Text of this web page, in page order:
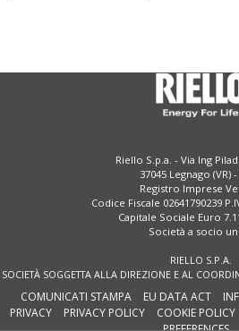
Riello S.p.a. - Via Ing
37045 Legnago (VR)
Registro Imprese
Codice Fiscale 02641790239
Capitale Sociale Euro
Società a socio
RIELLO S.P.A.
SOCIETÀ SOGGETTA ALLA DIREZIONE E AL
COMUNICATI STAMPA EU DATA ACT
PRIVACY
PRIVACY POLICY COOKIE POLICY